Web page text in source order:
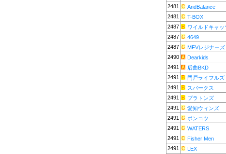
2481
AndBalance
2481
T-BOX
2487
ワイルドキャッ
2487
4649
2487
MFVレジナーズ
2490
Dearkids
2491
后曲BKD
2491
門戸ライフルズ
2491
スパークス
2491
プラトンズ
2491
愛知ウィンズ
2491
ポンコツ
2491
WATERS
2491
Fisher Men
2491
LEX